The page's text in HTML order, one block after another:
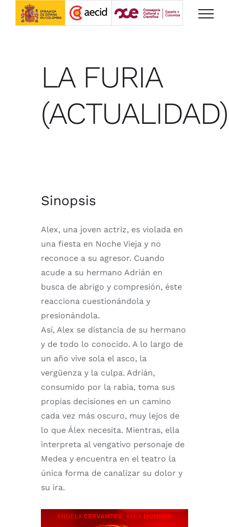
Saltar
LA FURIA
(ACTUALIDAD)
Sinopsis
Alex, una joven actriz, es violada en
una fiesta en Noche Vieja y no
reconoce a su agresor. Cuando
acude a su hermano Adrián en
busca de abrigo y compresión, éste
reacciona cuestionándola y
presionándola.
Así, Alex se distancia de su hermano
y de todo lo conocido. A lo largo de
un año vive sola el asco, la
vergüenza y la culpa. Adrián,
consumido por la rabia, toma sus
propias decisiones en un camino
cada vez más oscuro, muy lejos de
lo que Álex necesita. Mientras, ella
interpreta al vengativo personaje de
Medea y encuentra en el teatro la
única forma de canalizar su dolor y
su ira.